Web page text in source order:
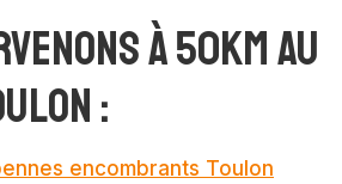
à 50km au
:
encombrants Toulon